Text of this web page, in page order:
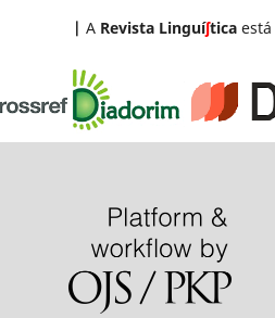
| A Revista Linguíʃticaestá